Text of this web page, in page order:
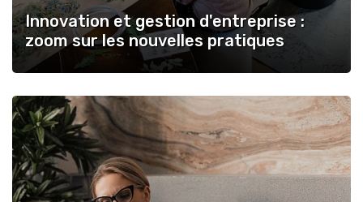
Innovation et gestion d'entreprise :
zoom sur les nouvelles pratiques